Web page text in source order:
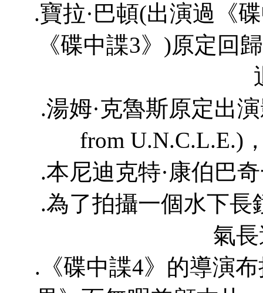
.寶拉·巴頓(出演過《
《碟中諜3》)原定回
.湯姆·克魯斯原定出
from U.N.C.L.E.)
.本尼迪克特·康伯巴
.為了拍攝一個水下長
氣
.《碟中諜4》的導演